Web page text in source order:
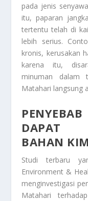
pada jenis
itu, paparan
tertentu telah di
lebih serius.
kronis, kerusakan
karena itu,
minuman dalam
Matahari langsung
DAPAT
BAHAN
Studi terbaru
Environment &
menginvestigasi
Matahari